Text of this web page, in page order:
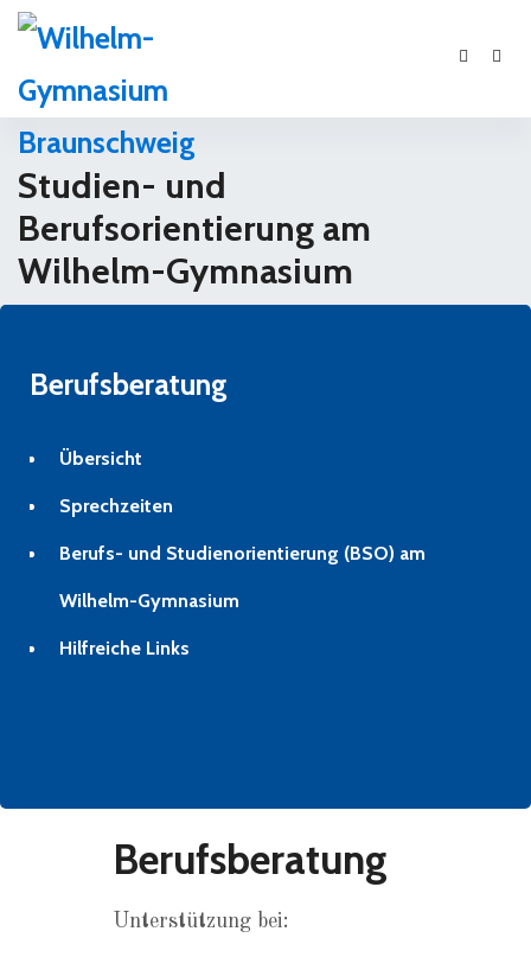
Studien- und
Berufsorientierung am
Wilhelm-Gymnasium
Berufsberatung
Übersicht
Sprechzeiten
Berufs- und Studienorientierung (BSO) am
Wilhelm-Gymnasium
Hilfreiche Links
Berufsberatung
Unterstützung bei: